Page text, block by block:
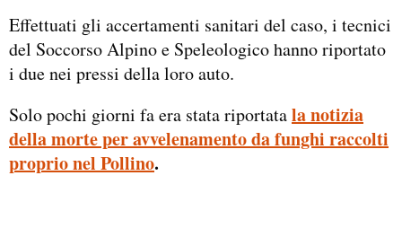
Effettuati gli accertamenti sanitari del caso, i tecnici
del Soccorso Alpino e Speleologico hanno riportato
i due nei pressi della loro auto.
Solo pochi giorni fa era stata riportatala notizia
della morte per avvelenamento da funghi raccolti
proprio nel Pollino.